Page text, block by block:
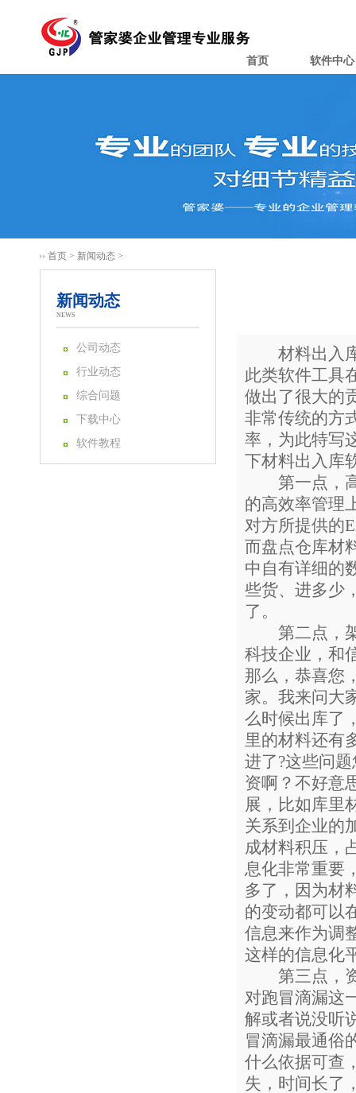
首页 软件中心
首页 > 新闻动态 >
新闻动态
NEWS
公司动态
行业动态
综合问题
下载中心
软件教程
材料出入库
此类软件工具
做出了很大的
非常传统的方
率，为此特写
下材料出入库
第一点，高
的高效率管理
对方所提供的
而盘点仓库材
中自有详细的
些货、进多少
了。
第二点，架
科技企业，和
那么，恭喜您
家。我来问大
么时候出库了
里的材料还有
进了?这些问
资啊？不好意
展，比如库里
关系到企业的
成材料积压，
息化非常重要
多了，因为材
的变动都可以
信息来作为调
这样的信息化
第三点，资
对跑冒滴漏这
解或者说没听
冒滴漏最通俗
什么依据可查
失，时间长了